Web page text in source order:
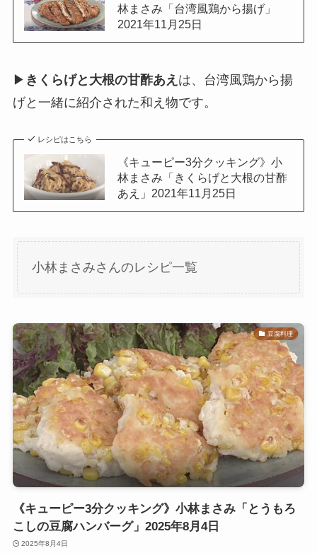
林まさみ「台湾風鶏から揚げ」
2021年11月25日
▶ きくらげと大根の甘酢あえ は、台湾風鶏から揚
げと一緒に紹介された和え物です。
レシピはこちら
《キューピー3分クッキング》小
林まさみ「きくらげと大根の甘酢
あえ」2021年11月25日
小林まさみさんのレシピ一覧
豆腐料理
《キューピー3分クッキング》小林まさみ「とうもろ
こしの豆腐ハンバーグ」2025年8月4日
2025年8月4日